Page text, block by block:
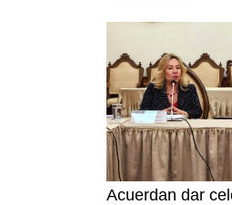
Acuerdan dar